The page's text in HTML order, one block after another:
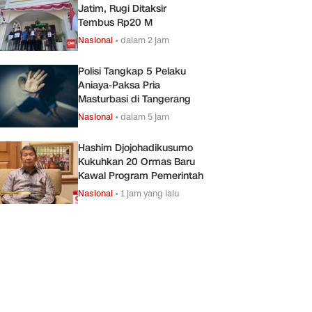
Jatim, Rugi Ditaksir
Tembus Rp20 M
Nasional •dalam 2 jam
Polisi Tangkap 5 Pelaku
Aniaya-Paksa Pria
Masturbasi di Tangerang
Nasional •dalam 5 jam
Hashim Djojohadikusumo
Kukuhkan 20 Ormas Baru
Kawal Program Pemerintah
Nasional •1 jam yang lalu